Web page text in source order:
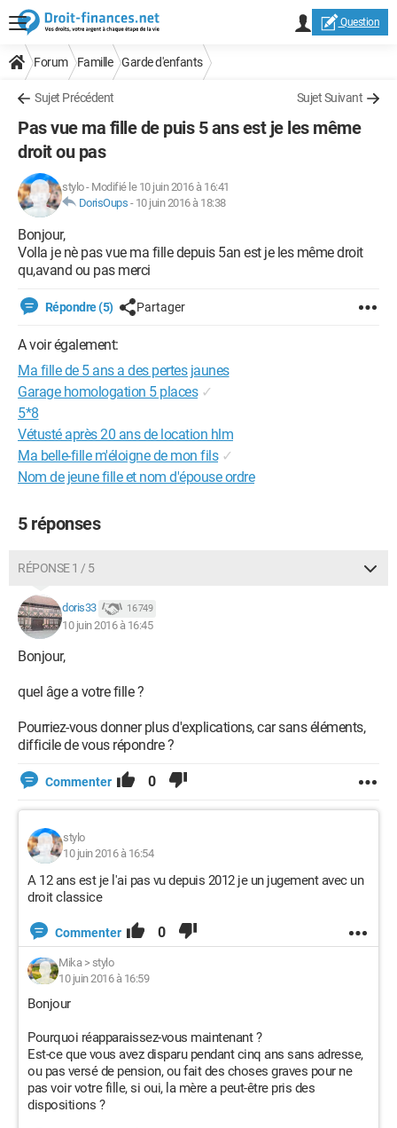
Question
Forum Famille Garde d'enfants
Sujet Précédent Sujet Suivant
Pas vue ma fille de puis 5 ans est je les même
droit ou pas
stylo- Modifié le 10 juin 2016 à 16:41
DorisOups - 10 juin 2016 à 18:38
Bonjour,
Volla je nè pas vue ma fille depuis 5an est je les même droit
qu,avand ou pas merci
Répondre (5) Partager
A voir également:
Ma fille de 5 ans a des pertes jaunes
Garage homologation 5 places ✓
5*8
Vétusté après 20 ans de location hlm
Ma belle-fille m'éloigne de mon fils ✓
Nom de jeune fille et nom d'épouse ordre
5 réponses
RÉPONSE 1 / 5
doris33 16 749
10 juin 2016 à 16:45
Bonjour,
quel âge a votre fille ?
Pourriez-vous donner plus d'explications, car sans éléments,
difficile de vous répondre ?
Commenter 0
stylo
10 juin 2016 à 16:54
A 12 ans est je l'ai pas vu depuis 2012 je un jugement avec un
droit classice
Commenter 0
Mika> stylo
10 juin 2016 à 16:59
Bonjour
Pourquoi réapparaissez-vous maintenant ?
Est-ce que vous avez disparu pendant cinq ans sans adresse,
ou pas versé de pension, ou fait des choses graves pour ne
pas voir votre fille, si oui, la mère a peut-être pris des
dispositions ?